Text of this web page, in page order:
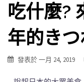
吃什麼?
年的きつ
發表於一月 24, 2019